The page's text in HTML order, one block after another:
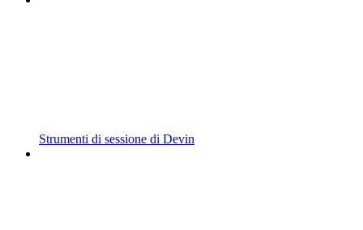
Strumenti di sessione di Devin